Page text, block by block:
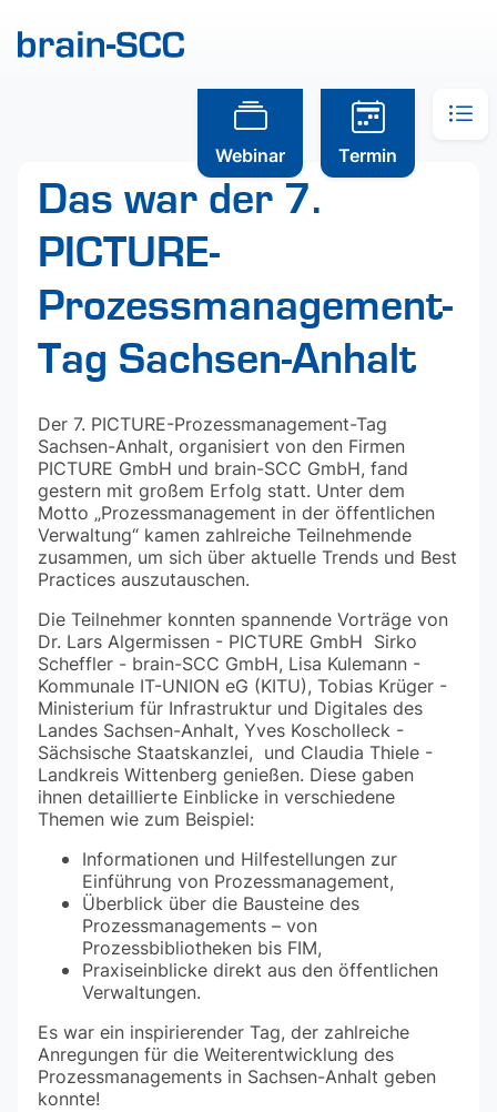
Webinar Termin
Das war der 7.
PICTURE-
Prozessmanagement-
Tag Sachsen-Anhalt
Der 7. PICTURE-Prozessmanagement-Tag
Sachsen-Anhalt, organisiert von den Firmen
PICTURE GmbH und brain-SCC GmbH, fand
gestern mit großem Erfolg statt. Unter dem
Motto „Prozessmanagement in der öffentlichen
Verwaltung“ kamen zahlreiche Teilnehmende
zusammen, um sich über aktuelle Trends und Best
Practices auszutauschen.
Die Teilnehmer konnten spannende Vorträge von
Dr. Lars Algermissen - PICTURE GmbH Sirko
Scheffler - brain-SCC GmbH, Lisa Kulemann -
Kommunale IT-UNION eG (KITU), Tobias Krüger -
Ministerium für Infrastruktur und Digitales des
Landes Sachsen-Anhalt, Yves Koscholleck -
Sächsische Staatskanzlei, und Claudia Thiele -
Landkreis Wittenberg genießen. Diese gaben
ihnen detaillierte Einblicke in verschiedene
Themen wie zum Beispiel:
Informationen und Hilfestellungen zur
Einführung von Prozessmanagement,
Überblick über die Bausteine des
Prozessmanagements – von
Prozessbibliotheken bis FIM,
Praxiseinblicke direkt aus den öffentlichen
Verwaltungen.
Es war ein inspirierender Tag, der zahlreiche
Anregungen für die Weiterentwicklung des
Prozessmanagements in Sachsen-Anhalt geben
konnte!